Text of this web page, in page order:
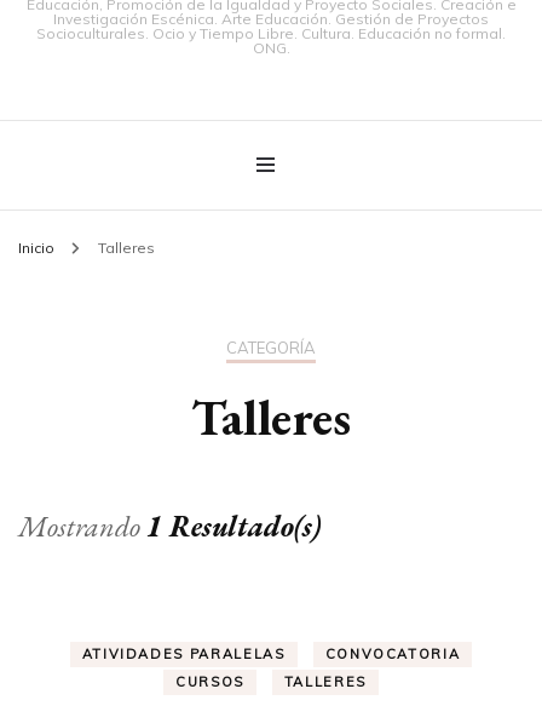
Educación, Promoción de la Igualdad y Proyecto Sociales. Creación e
Investigación Escénica. Arte Educación. Gestión de Proyectos
Socioculturales. Ocio y Tiempo Libre. Cultura. Educación no formal.
ONG.
Inicio Talleres
CATEGORÍA
Talleres
Mostrando1 Resultado(s)
ATIVIDADES PARALELAS
CONVOCATORIA
CURSOS
TALLERES